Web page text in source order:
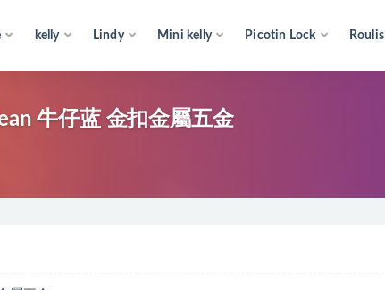
kelly Lindy Mini kelly Picotin Lock Roulis
牛仔蓝 金扣金屬五金